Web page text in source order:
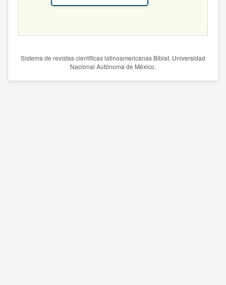
Sistema de revistas científicas latinoamericanas Biblat. Universidad
Nacional Autónoma de México.